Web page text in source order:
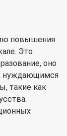
повышения
Это
оно
нуждающимся
такие как